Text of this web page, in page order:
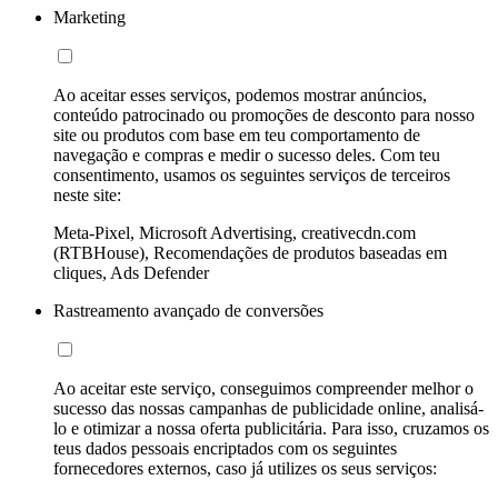
Marketing
Ao aceitar esses serviços, podemos mostrar anúncios,
conteúdo patrocinado ou promoções de desconto para nosso
site ou produtos com base em teu comportamento de
navegação e compras e medir o sucesso deles. Com teu
consentimento, usamos os seguintes serviços de terceiros
neste site:
Meta-Pixel, Microsoft Advertising, creativecdn.com
(RTBHouse), Recomendações de produtos baseadas em
cliques, Ads Defender
Rastreamento avançado de conversões
Ao aceitar este serviço, conseguimos compreender melhor o
sucesso das nossas campanhas de publicidade online, analisá-
lo e otimizar a nossa oferta publicitária. Para isso, cruzamos os
teus dados pessoais encriptados com os seguintes
fornecedores externos, caso já utilizes os seus serviços: